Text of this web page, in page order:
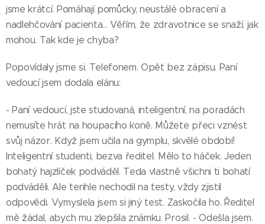
jsme krátcí. Pomáhají pomůcky, neustálé obracení a
nadlehčování pacienta... Věřím, že zdravotnice se snaží, jak
mohou. Tak kde je chyba?
Popovídaly jsme si. Telefonem. Opět bez zápisu. Paní
vedoucí jsem dodala elánu:
- Paní vedoucí, jste studovaná, inteligentní, na poradách
nemusíte hrát na houpacího koně. Můžete přeci vznést
svůj názor. Když jsem učila na gymplu, skvělé období!
Inteligentní studenti, bezva ředitel. Mělo to háček. Jeden
bohatý hajzlíček podváděl. Teda vlastně všichni ti bohatí
podváděli. Ale tenhle nechodil na testy, vždy zjistil
odpovědi. Vymyslela jsem si jiný test. Zaskočila ho. Ředitel
mě žádal, abych mu zlepšila známku. Prosil. - Odešla jsem.